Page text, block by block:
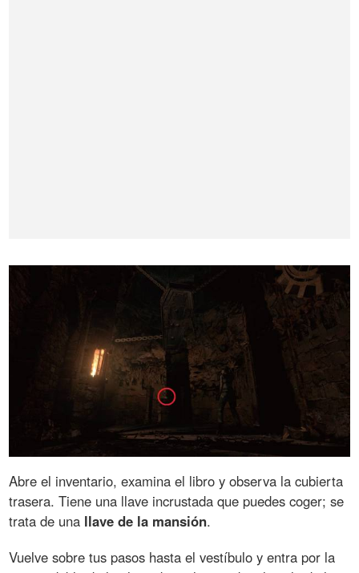
Abre el inventario, examina el libro y observa la cubierta
trasera. Tiene una llave incrustada que puedes coger; se
trata de una llave de la mansión.
Vuelve sobre tus pasos hasta el vestíbulo y entra por la